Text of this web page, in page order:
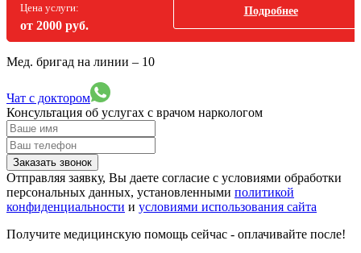
Цена услуги:
от 2000 руб.
Подробнее
Мед. бригад на линии – 10
Чат с доктором
Консультация об услугах с врачом наркологом
Заказать звонок
Отправляя заявку, Вы даете согласие с условиями обработки
персональных данных, установленными политикой
конфиденциальности и условиями использования сайта
Получите медицинскую помощь сейчас - оплачивайте после!